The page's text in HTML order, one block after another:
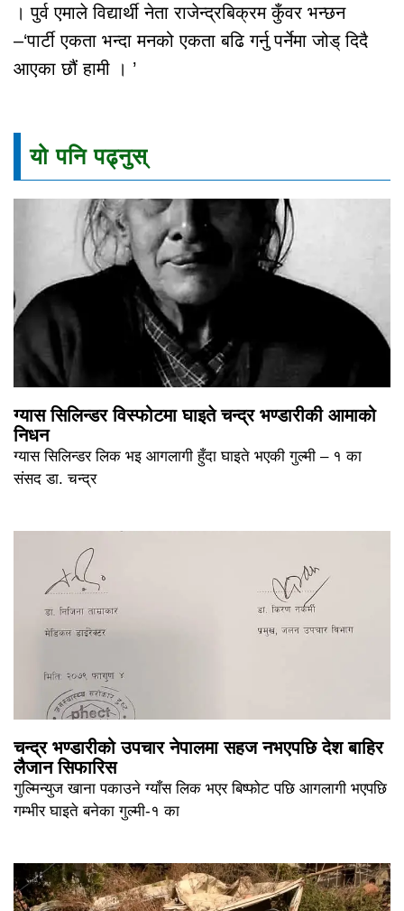
। पुर्व एमाले विद्यार्थी नेता राजेन्द्रबिक्रम कुँवर भन्छन
–‘पार्टी एकता भन्दा मनको एकता बढि गर्नु पर्नेमा जोड् दिदै
आएका छौं हामी । ’
यो पनि पढ्नुस्
ग्यास सिलिन्डर विस्फोटमा घाइते चन्द्र भण्डारीकी आमाको
निधन
ग्यास सिलिन्डर लिक भइ आगलागी हुँदा घाइते भएकी गुल्मी – १ का
संसद डा. चन्द्र
चन्द्र भण्डारीको उपचार नेपालमा सहज नभएपछि देश बाहिर
लैजान सिफारिस
गुल्मिन्युज खाना पकाउने ग्याँस लिक भएर बिष्फोट पछि आगलागी भएपछि
गम्भीर घाइते बनेका गुल्मी-१ का